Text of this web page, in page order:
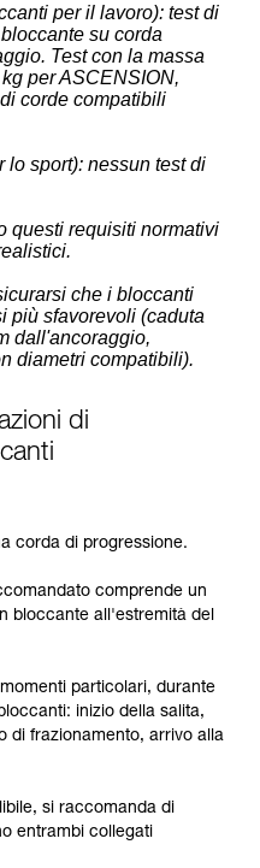
per il lavoro): test di
su corda
Test con la massa
per ASCENSION,
corde compatibili
lo sport): nessun test di
questi requisiti normativi
che i bloccanti
più sfavorevoli (caduta
dall'ancoraggio,
diametri compatibili).
di
corda di progressione.
comprende un
bloccante all'estremità del
particolari, durante
inizio della salita,
di frazionamento, arrivo alla
si raccomanda di
entrambi collegati